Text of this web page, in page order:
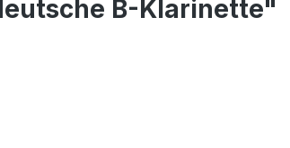
B-Klarinette"